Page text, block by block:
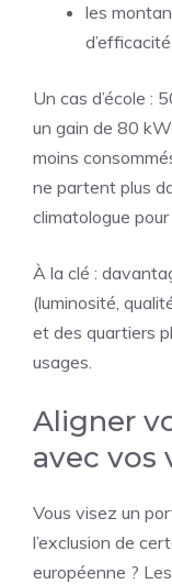
les
Un cas d’école :
un gain de 80
moins
ne partent plus
climatologue pour
À la clé :
(luminosité,
et des quartiers
usages.
Aligner
avec vos
Vous visez un
l’exclusion de
européenne ?